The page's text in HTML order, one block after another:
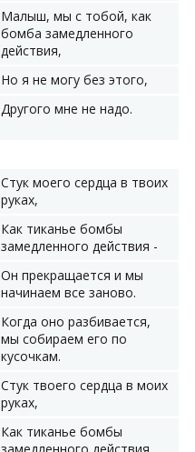
Малыш, мы с тобой, как
бомба замедленного
действия,
Но я не могу без этого,
Другого мне не надо.
Стук моего сердца в твоих
руках,
Как тиканье бомбы
замедленного действия -
Он прекращается и мы
начинаем все заново.
Когда оно разбивается,
мы собираем его по
кусочкам.
Стук твоего сердца в моих
руках,
Как тиканье бомбы